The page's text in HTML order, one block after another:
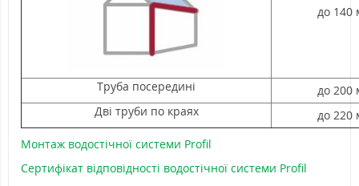
до 140
Труба посередині
до 200
Дві труби по краях
до 220
Монтаж водостічної системи Profil
Сертифікат відповідності водостічної системи Profil